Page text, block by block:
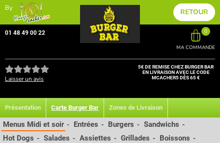
By RETOUR
01 48 49 00 22
MA COMMANDE
0
Laisser un avis
5€ DE REMISE CHEZ BURGER BAR
EN LIVRAISON AVEC LE CODE
MCACHER5 DÈS 65 €
Présentation Carte Burger Bar Zones de Livraison
Menus Midi et soir - Entrées - Burgers - Sandwichs -
Hot Dogs - Salades - Assiettes - Grillades - Boissons -